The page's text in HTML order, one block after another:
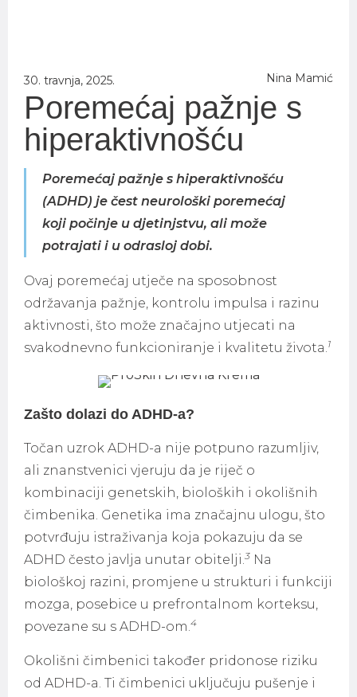
30. travnja, 2025. Nina Mamić
Poremećaj pažnje s
hiperaktivnošću
Poremećaj pažnje s hiperaktivnošću
(ADHD) je čest neurološki poremećaj
koji počinje u djetinjstvu, ali može
potrajati i u odrasloj dobi.
Ovaj poremećaj utječe na sposobnost
održavanja pažnje, kontrolu impulsa i razinu
aktivnosti, što može značajno utjecati na
svakodnevno funkcioniranje i kvalitetu života.1
Zašto dolazi do ADHD-a?
Točan uzrok ADHD-a nije potpuno razumljiv,
ali znanstvenici vjeruju da je riječ o
kombinaciji genetskih, bioloških i okolišnih
čimbenika. Genetika ima značajnu ulogu, što
potvrđuju istraživanja koja pokazuju da se
ADHD često javlja unutar obitelji.3 Na
biološkoj razini, promjene u strukturi i funkciji
mozga, posebice u prefrontalnom korteksu,
povezane su s ADHD-om.4
Okolišni čimbenici također pridonose riziku
od ADHD-a. Ti čimbenici uključuju pušenje i